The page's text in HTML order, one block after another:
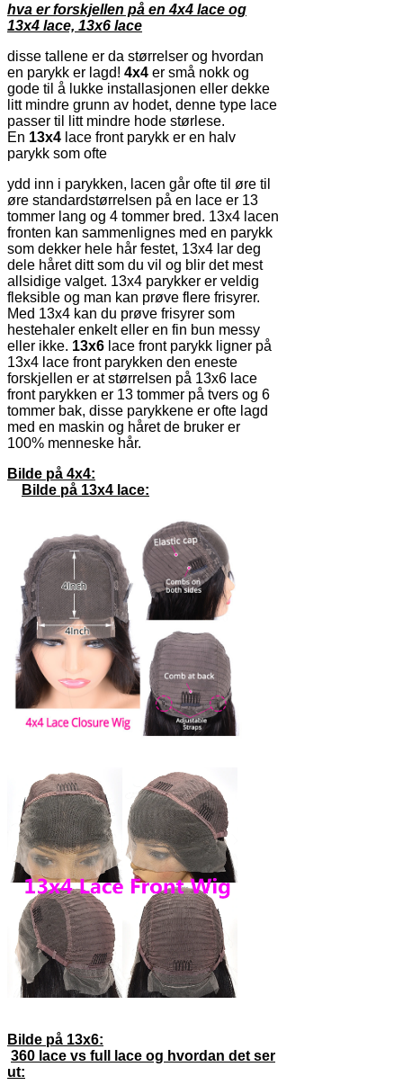
hva er forskjellen på en 4x4 lace og
13x4 lace, 13x6 lace
disse tallene er da størrelser og hvordan
en parykk er lagd! 4x4 er små nokk og
gode til å lukke installasjonen eller dekke
litt mindre grunn av hodet, denne type lace
passer til litt mindre hode størlese.
En 13x4 lace front parykk er en halv
parykk som ofte
ydd inn i parykken, lacen går ofte til øre til
øre standardstørrelsen på en lace er 13
tommer lang og 4 tommer bred. 13x4 lacen
fronten kan sammenlignes med en parykk
som dekker hele hår festet, 13x4 lar deg
dele håret ditt som du vil og blir det mest
allsidige valget. 13x4 parykker er veldig
fleksible og man kan prøve flere frisyrer.
Med 13x4 kan du prøve frisyrer som
hestehaler enkelt eller en fin bun messy
eller ikke. 13x6 lace front parykk ligner på
13x4 lace front parykken den eneste
forskjellen er at størrelsen på 13x6 lace
front parykken er 13 tommer på tvers og 6
tommer bak, disse parykkene er ofte lagd
med en maskin og håret de bruker er
100% menneske hår.
Bilde på 4x4:
Bilde på 13x4 lace:
Bilde på 13x6:
360 lace vs full lace og hvordan det ser
ut: